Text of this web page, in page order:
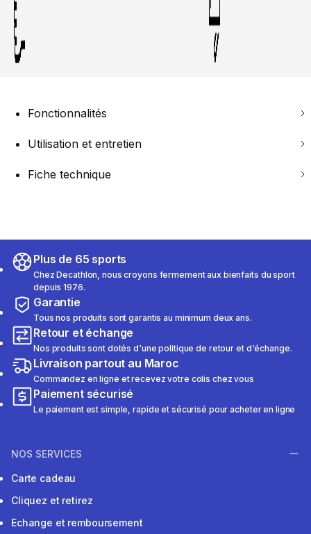
Fonctionnalités
Utilisation et entretien
Fiche technique
Plus de 65 sports
Chez Decathlon, nous croyons fermement aux bienfaits du sport
depuis 1976.
Garantie
Tous nos produits sont garantis au minimum deux ans.
Retour et échange
Nos produits sont dotés d'une politique de retour et d'échange.
Livraison partout au Maroc
Commandez en ligne et recevez votre colis chez vous
Paiement sécurisé
Le paiement est simple, rapide et sécurisé pour acheter en ligne
NOS SERVICES
Carte cadeau
Cliquez et retirez
Echange et remboursement